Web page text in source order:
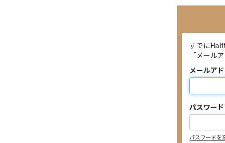
すでに
「メール
メールア
パスワード
パスワードを